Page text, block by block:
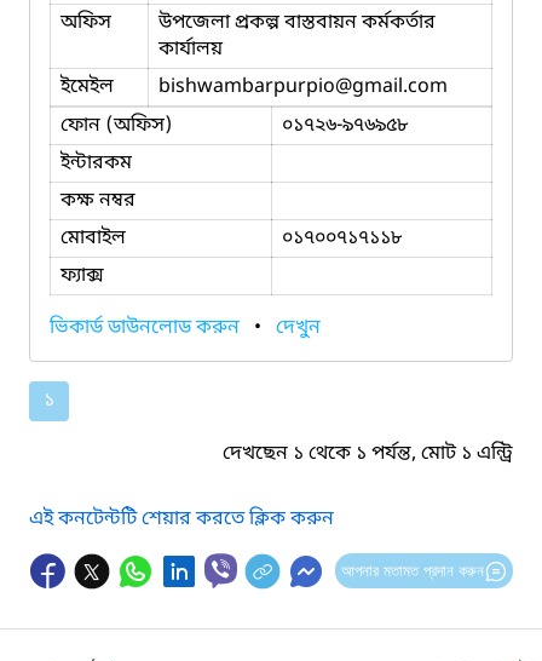
অফিস
উপজেলা প্রকল্প বাস্তবায়ন কর্মকর্তার
কার্যালয়
ইমেইল
bishwambarpurpio@gmail.com
ফোন (অফিস)
০১৭২৬-৯৭৬৯৫৮
ইন্টারকম
কক্ষ নম্বর
মোবাইল
০১৭০০৭১৭১১৮
ফ্যাক্স
ভিকার্ড ডাউনলোড করুন • দেখুন
১
দেখছেন ১ থেকে ১ পর্যন্ত, মোট ১ এন্ট্রি
এই কনটেন্টটি শেয়ার করতে ক্লিক করুন
আপনার মতামত প্রদান করুন